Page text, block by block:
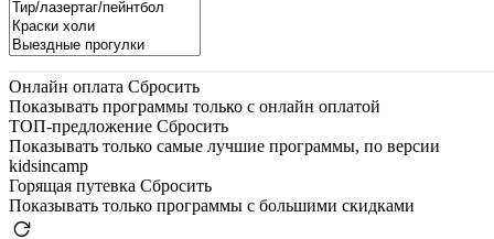
Онлайн оплата Сбросить
Показывать программы только с онлайн оплатой
ТОП-предложение Сбросить
Показывать только самые лучшие программы, по версии
kidsincamp
Горящая путевка Сбросить
Показывать только программы с большими скидками